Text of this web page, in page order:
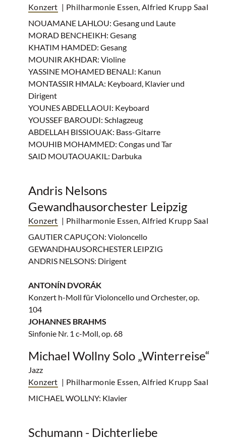
Konzert | Philharmonie Essen, Alfried Krupp Saal
NOUAMANE LAHLOU: Gesang und Laute
MORAD BENCHEIKH: Gesang
KHATIM HAMDED: Gesang
MOUNIR AKHDAR: Violine
YASSINE MOHAMED BENALI: Kanun
MONTASSIR HMALA: Keyboard, Klavier und
Dirigent
YOUNES ABDELLAOUI: Keyboard
YOUSSEF BAROUDI: Schlagzeug
ABDELLAH BISSIOUAK: Bass-Gitarre
MOUHIB MOHAMMED: Congas und Tar
SAID MOUTAOUAKIL: Darbuka
Andris Nelsons
Gewandhausorchester Leipzig
Konzert | Philharmonie Essen, Alfried Krupp Saal
GAUTIER CAPUÇON: Violoncello
GEWANDHAUSORCHESTER LEIPZIG
ANDRIS NELSONS: Dirigent
ANTONÍN DVORÁK
Konzert h-Moll für Violoncello und Orchester, op.
104
JOHANNES BRAHMS
Sinfonie Nr. 1 c-Moll, op. 68
Michael Wollny Solo „Winterreise“
Jazz
Konzert | Philharmonie Essen, Alfried Krupp Saal
MICHAEL WOLLNY: Klavier
Schumann - Dichterliebe